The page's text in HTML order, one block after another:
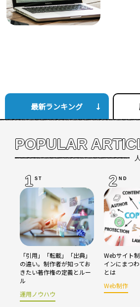
最新ランキング
POPULAR
1 ST
「引用」「転載」「出典」
の違い。制作者が知ってお
きたい著作権の定義とルー
ル
運用ノウハウ
2 ND
Webサイト
インにまつわ
とは
Web制作